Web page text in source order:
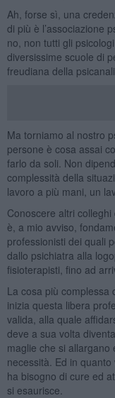
Ah, forse sì, una
di più è l’associazione
no, non tutti gli
diversissime scuole di
freudiana della
Ma torniamo al nostro
persone è cosa assai
farlo da soli. Non
complessità della
lavoro a più mani, un
Conoscere altri
è, a mio avviso,
professionisti dei quali
dallo psichiatra alla
fisioterapisti, fino ad
La cosa più complessa
inizia questa libera
valida, alla quale
deve a sua volta
maglie che si allargano
necessità. Ed in
ha bisogno di cure ed
si esaurisce.